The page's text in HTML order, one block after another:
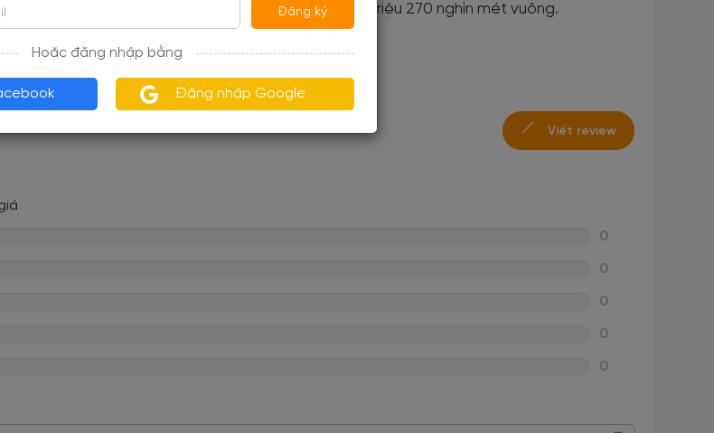
quan sát, sân thể thao và sân chơi trên diện tích 5 triệu 270 nghìn mét vuông.
Viết review
0
0
0
0
0
Đăng ký
Hoặc đăng nhập bằng
Đăng nhập Google